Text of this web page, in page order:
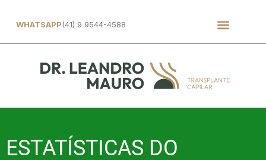
WHATSAPP(41) 9 9544-4588
ESTATÍSTICAS DO